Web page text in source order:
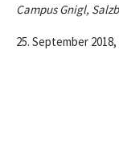
Campus Gnigl,
25. September